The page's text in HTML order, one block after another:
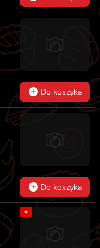
Do koszyka
Do koszyka
★